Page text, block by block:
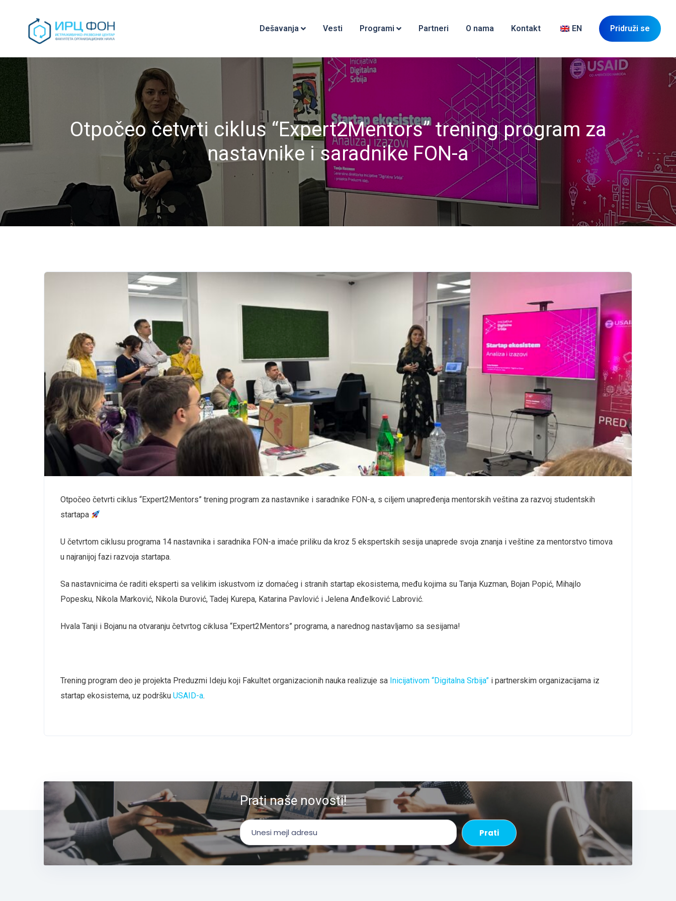
Dešavanja Vesti Programi Partneri O nama Kontakt EN Pridruži se
Otpočeo četvrti ciklus “Expert2Mentors” trening program za
nastavnike i saradnike FON-a
Otpočeo četvrti ciklus “Expert2Mentors” trening program za nastavnike i saradnike FON-a, s ciljem unapređenja mentorskih veština za razvoj studentskih
startapa
U četvrtom ciklusu programa 14 nastavnika i saradnika FON-a imaće priliku da kroz 5 ekspertskih sesija unaprede svoja znanja i veštine za mentorstvo timova
u najranijoj fazi razvoja startapa.
Sa nastavnicima će raditi eksperti sa velikim iskustvom iz domaćeg i stranih startap ekosistema, među kojima su Tanja Kuzman, Bojan Popić, Mihajlo
Popesku, Nikola Marković, Nikola Đurović, Tadej Kurepa, Katarina Pavlović i Jelena Anđelković Labrović.
Hvala Tanji i Bojanu na otvaranju četvrtog ciklusa “Expert2Mentors” programa, a narednog nastavljamo sa sesijama!
Trening program deo je projekta Preduzmi Ideju koji Fakultet organizacionih nauka realizuje sa Inicijativom “Digitalna Srbija” i partnerskim organizacijama iz
startap ekosistema, uz podršku USAID-a.
Prati naše novosti!
Budi u toku sa novostima
Saznaj sve o aktuelnim dešavanjima i programima.